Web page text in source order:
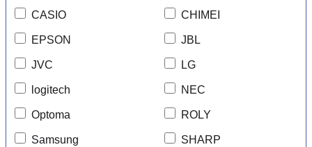
CASIO CHIMEI
EPSON JBL
JVC LG
logitech NEC
Optoma ROLY
Samsung SHARP